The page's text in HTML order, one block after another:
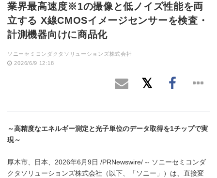
業界最高速度※1の撮像と低ノイズ性能を両
立する X線CMOSイメージセンサーを検査・
計測機器向けに商品化
ソニーセミコンダクタソリューションズ株式会社
2026/6/9 12:18
～高精度なエネルギー測定と光子単位のデータ取得を1チップで実
現～
厚木市、日本、2026年6月9日 /PRNewswire/ -- ソニーセミコンダ
クタソリューションズ株式会社（以下、「ソニー」）は、直接変